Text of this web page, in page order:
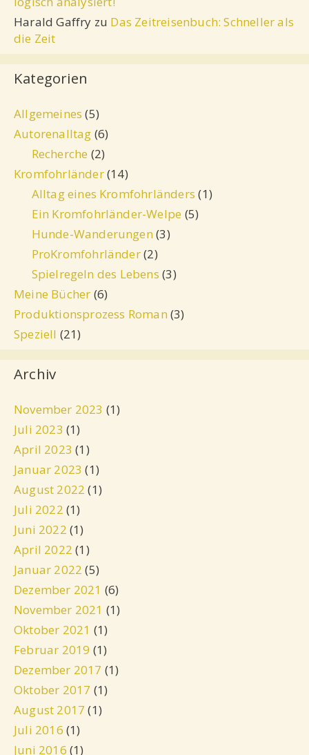
Harald Gaffry zu Das Zeitreisenbuch: Schneller als
die Zeit
Kategorien
Allgemeines (5)
Autorenalltag (6)
Recherche (2)
Kromfohrländer(14)
Alltag eines Kromfohrländers (1)
Ein Kromfohrländer-Welpe (5)
Hunde-Wanderungen (3)
ProKromfohrländer(2)
Spielregeln des Lebens (3)
Meine Bücher (6)
Produktionsprozess Roman (3)
Speziell (21)
Archiv
November 2023 (1)
Juli 2023 (1)
April 2023 (1)
Januar 2023 (1)
August 2022 (1)
Juli 2022 (1)
Juni 2022 (1)
April 2022 (1)
Januar 2022 (5)
Dezember 2021 (6)
November 2021 (1)
Oktober 2021 (1)
Februar 2019 (1)
Dezember 2017 (1)
Oktober 2017 (1)
August 2017 (1)
Juli 2016 (1)
Juni 2016 (1)